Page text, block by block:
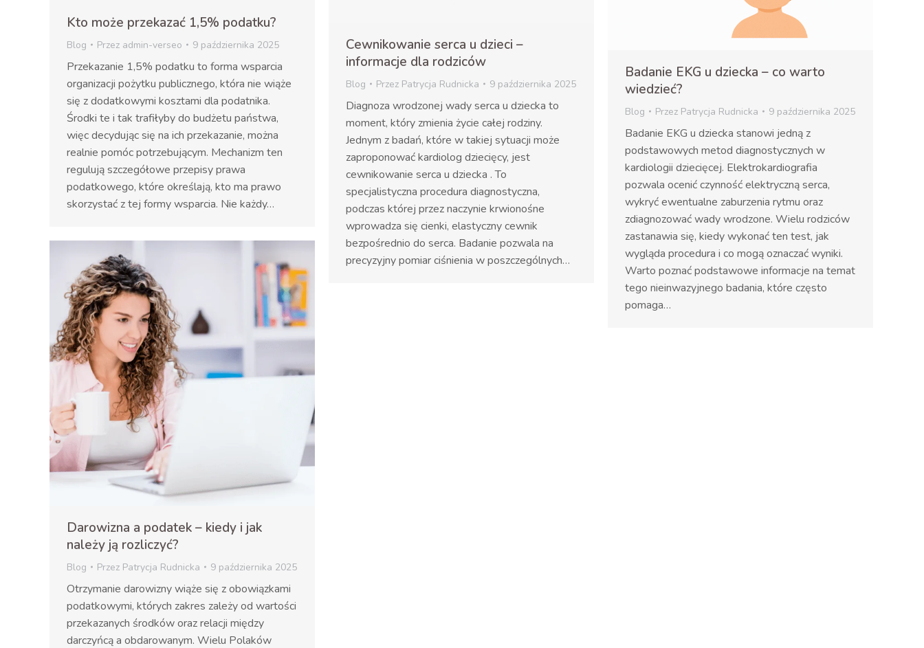
Kto może przekazać 1,5% podatku?
Blog Przez admin-verseo 9 października 2025
Przekazanie 1,5% podatku to forma wsparcia
organizacji pożytku publicznego, która nie wiąże
się z dodatkowymi kosztami dla podatnika.
Środki te i tak trafiłyby do budżetu państwa,
więc decydując się na ich przekazanie, można
realnie pomóc potrzebującym. Mechanizm ten
regulują szczegółowe przepisy prawa
podatkowego, które określają, kto ma prawo
skorzystać z tej formy wsparcia. Nie każdy…
Cewnikowanie serca u dzieci –
informacje dla rodziców
Blog Przez Patrycja Rudnicka 9 października 2025
Diagnoza wrodzonej wady serca u dziecka to
moment, który zmienia życie całej rodziny.
Jednym z badań, które w takiej sytuacji może
zaproponować kardiolog dziecięcy, jest
cewnikowanie serca u dziecka . To
specjalistyczna procedura diagnostyczna,
podczas której przez naczynie krwionośne
wprowadza się cienki, elastyczny cewnik
bezpośrednio do serca. Badanie pozwala na
precyzyjny pomiar ciśnienia w poszczególnych…
Badanie EKG u dziecka – co warto
wiedzieć?
Blog Przez Patrycja Rudnicka 9 października 2025
Badanie EKG u dziecka stanowi jedną z
podstawowych metod diagnostycznych w
kardiologii dziecięcej. Elektrokardiografia
pozwala ocenić czynność elektryczną serca,
wykryć ewentualne zaburzenia rytmu oraz
zdiagnozować wady wrodzone. Wielu rodziców
zastanawia się, kiedy wykonać ten test, jak
wygląda procedura i co mogą oznaczać wyniki.
Warto poznać podstawowe informacje na temat
tego nieinwazyjnego badania, które często
pomaga…
Darowizna a podatek – kiedy i jak
należy ją rozliczyć?
Blog Przez Patrycja Rudnicka 9 października 2025
Otrzymanie darowizny wiąże się z obowiązkami
podatkowymi, których zakres zależy od wartości
przekazanych środków oraz relacji między
darczyńcą a obdarowanym. Wielu Polaków